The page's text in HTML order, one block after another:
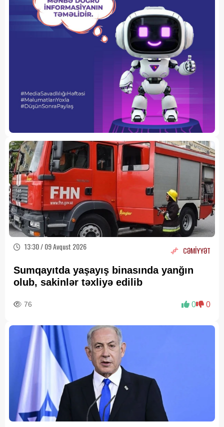
13:30 / 09 Avqust 2026 CƏMİYYƏT
Sumqayıtda yaşayış binasında yanğın
olub, sakinlər təxliyə edilib
76 0 0